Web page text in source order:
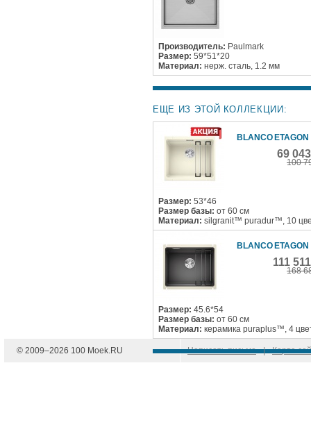
Производитель: Paulmark
Размер: 59*51*20
Материал: нерж. сталь, 1.2 мм
ЕЩЕ ИЗ ЭТОЙ КОЛЛЕКЦИИ:
BLANCO ETAGON
69
100
Размер: 53*46
Размер базы: от 60 см
Материал: silgranit™ puradur™, 10
BLANCO ETAGON
111
168
Размер: 45.6*54
Размер базы: от 60 см
Материал: керамика puraplus™, 4
© 2009–2026 100 Moek.RU Написать письмо | Карта